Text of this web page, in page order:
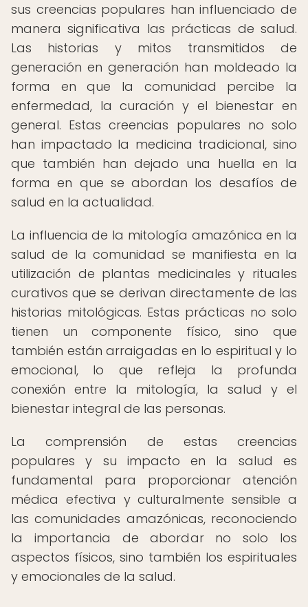
sus creencias populares han influenciado de
manera significativa las prácticas de salud.
Las historias y mitos transmitidos de
generación en generación han moldeado la
forma en que la comunidad percibe la
enfermedad, la curación y el bienestar en
general. Estas creencias populares no solo
han impactado la medicina tradicional, sino
que también han dejado una huella en la
forma en que se abordan los desafíos de
salud en la actualidad.
La influencia de la mitología amazónica en la
salud de la comunidad se manifiesta en la
utilización de plantas medicinales y rituales
curativos que se derivan directamente de las
historias mitológicas. Estas prácticas no solo
tienen un componente físico, sino que
también están arraigadas en lo espiritual y lo
emocional, lo que refleja la profunda
conexión entre la mitología, la salud y el
bienestar integral de las personas.
La comprensión de estas creencias
populares y su impacto en la salud es
fundamental para proporcionar atención
médica efectiva y culturalmente sensible a
las comunidades amazónicas, reconociendo
la importancia de abordar no solo los
aspectos físicos, sino también los espirituales
y emocionales de la salud.